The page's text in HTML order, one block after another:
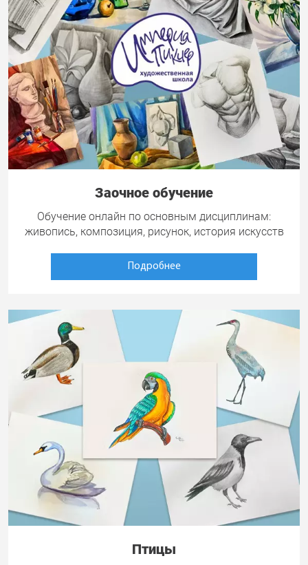
Заочное обучение
Обучение онлайн по основным дисциплинам:
живопись, композиция, рисунок, история искусств
Подробнее
Птицы